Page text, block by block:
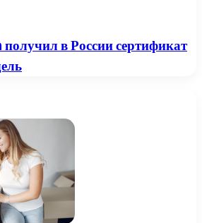
в России сертификат